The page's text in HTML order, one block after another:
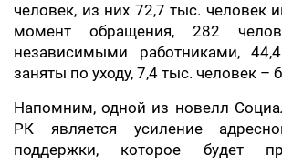
человек, из них 72,7 тыс. человек
момент обращения, 282
независимыми работниками,
заняты по уходу, 7,4 тыс. человек –
Напомним, одной из новелл
РК является усиление
поддержки, которое будет